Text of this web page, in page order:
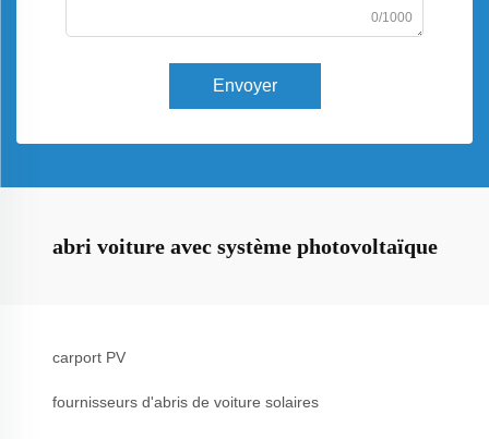
0/1000
Envoyer
abri voiture avec système photovoltaïque
carport PV
fournisseurs d'abris de voiture solaires